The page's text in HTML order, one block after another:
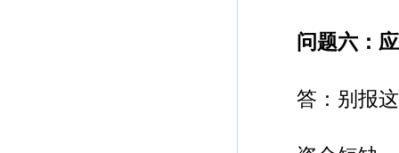
问题六：
答：别报这